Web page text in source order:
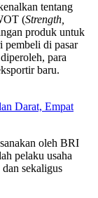
tentang
(Strength,
produk untuk
pembeli di pasar
para
baru.
Darat, Empat
oleh BRI
pelaku usaha
sekaligus